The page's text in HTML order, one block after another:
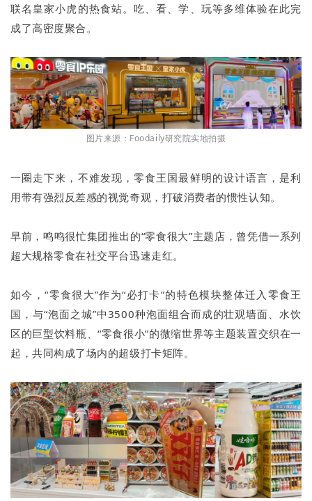
联名皇家小虎的热食站。吃、看、学、玩等多维体验在此完
成了高密度聚合。
图片来源：Foodaily研究院实地拍摄
一圈走下来，不难发现，零食王国最鲜明的设计语言，是利
用带有强烈反差感的视觉奇观，打破消费者的惯性认知。
早前，鸣鸣很忙集团推出的“零食很大”主题店，曾凭借一系列
超大规格零食在社交平台迅速走红。
如今，“零食很大”作为“必打卡”的特色模块整体迁入零食王
国，与“泡面之城”中3500种泡面组合而成的壮观墙面、水饮
区的巨型饮料瓶、“零食很小”的微缩世界等主题装置交织在一
起，共同构成了场内的超级打卡矩阵。